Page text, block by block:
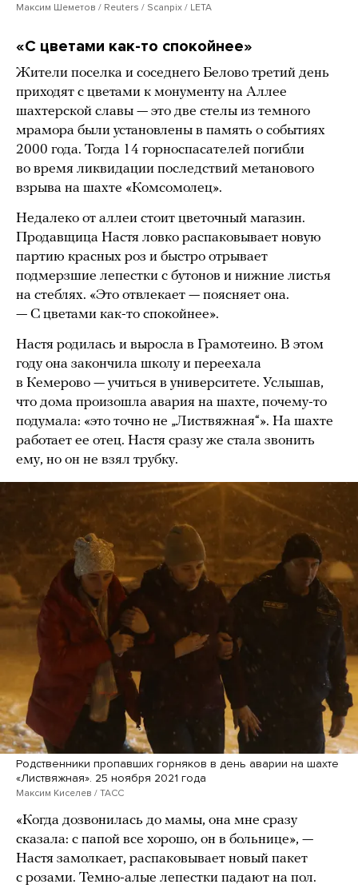
Максим Шеметов / Reuters / Scanpix / LETA
«С цветами как-то спокойнее»
Жители поселка и соседнего Белово третий день
приходят с цветами к монументу на Аллее
шахтерской славы — это две стелы из темного
мрамора были установлены в память о событиях
2000 года. Тогда 14 горноспасателей погибли
во время ликвидации последствий метанового
взрыва на шахте «Комсомолец».
Недалеко от аллеи стоит цветочный магазин.
Продавщица Настя ловко распаковывает новую
партию красных роз и быстро отрывает
подмерзшие лепестки с бутонов и нижние листья
на стеблях. «Это отвлекает — поясняет она.
— С цветами как-то спокойнее».
Настя родилась и выросла в Грамотеино. В этом
году она закончила школу и переехала
в Кемерово — учиться в университете. Услышав,
что дома произошла авария на шахте, почему-то
подумала: «это точно не „Листвяжная“». На шахте
работает ее отец. Настя сразу же стала звонить
ему, но он не взял трубку.
Родственники пропавших горняков в день аварии на шахте
«Листвяжная». 25 ноября 2021 года
Максим Киселев / ТАСС
«Когда дозвонилась до мамы, она мне сразу
сказала: с папой все хорошо, он в больнице», —
Настя замолкает, распаковывает новый пакет
с розами. Темно-алые лепестки падают на пол.